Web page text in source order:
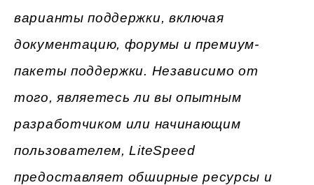
варианты поддержки, включая
документацию, форумы и премиум-
пакеты поддержки. Независимо от
того, являетесь ли вы опытным
разработчиком или начинающим
пользователем, LiteSpeed
предоставляет обширные ресурсы и